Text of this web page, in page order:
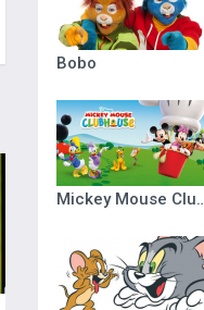
Bobo
Mickey